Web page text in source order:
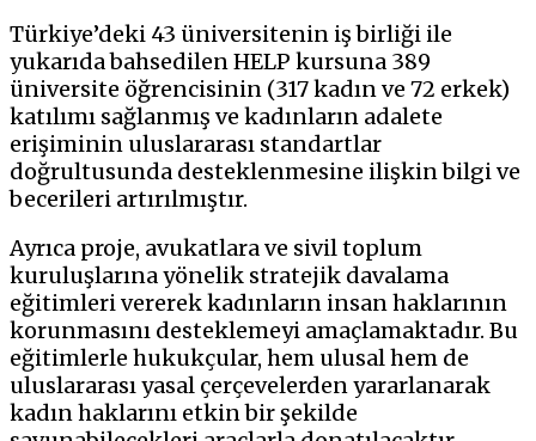
Türkiye’deki 43 üniversitenin iş birliği ile
yukarıda bahsedilen HELP kursuna 389
üniversite öğrencisinin (317 kadın ve 72 erkek)
katılımı sağlanmış ve kadınların adalete
erişiminin uluslararası standartlar
doğrultusunda desteklenmesine ilişkin bilgi ve
becerileri artırılmıştır.
Ayrıca proje, avukatlara ve sivil toplum
kuruluşlarına yönelik stratejik davalama
eğitimleri vererek kadınların insan haklarının
korunmasını desteklemeyi amaçlamaktadır. Bu
eğitimlerle hukukçular, hem ulusal hem de
uluslararası yasal çerçevelerden yararlanarak
kadın haklarını etkin bir şekilde